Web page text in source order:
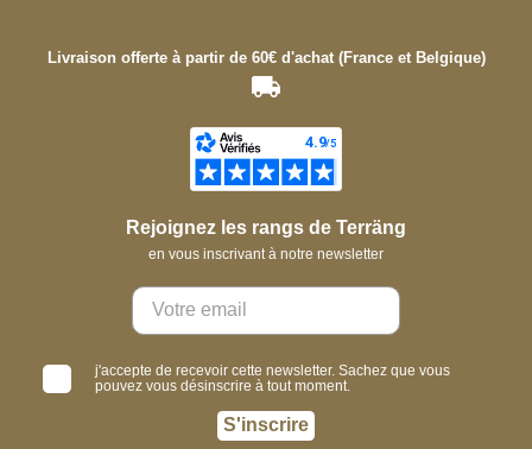
Livraison offerte à partir de 60€ d'achat (France et Belgique)
Rejoignez les rangs de Terräng
en vous inscrivant à notre newsletter
j'accepte de recevoir cette newsletter. Sachez que vous
pouvez vous désinscrire à tout moment.
S'inscrire